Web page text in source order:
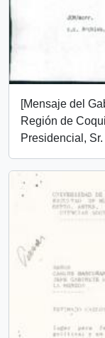
[Mensaje del
Región de
Presidencial,